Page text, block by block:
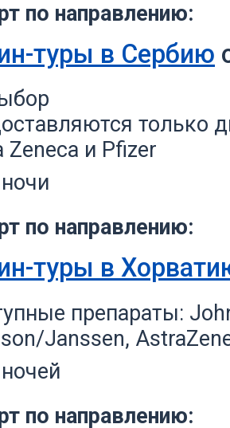
по направлению:
туры в Сербию
только
Zeneca и Pfizer
по направлению:
туры в
препараты:
Janssen,
по направлению: